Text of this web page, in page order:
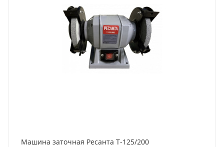
Машина заточная Ресанта Т-125/200